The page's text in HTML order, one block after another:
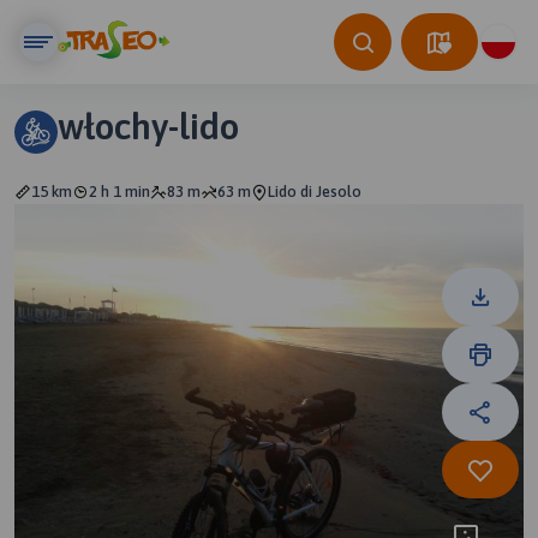
włochy-lido
15 km 2 h 1 min 83 m 63 m Lido di Jesolo